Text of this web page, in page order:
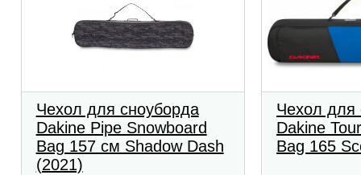
Чехол для сноуборда
Dakine Pipe Snowboard
Bag 157 см Shadow Dash
(2021)
Чехол для
Dakine
Bag 165